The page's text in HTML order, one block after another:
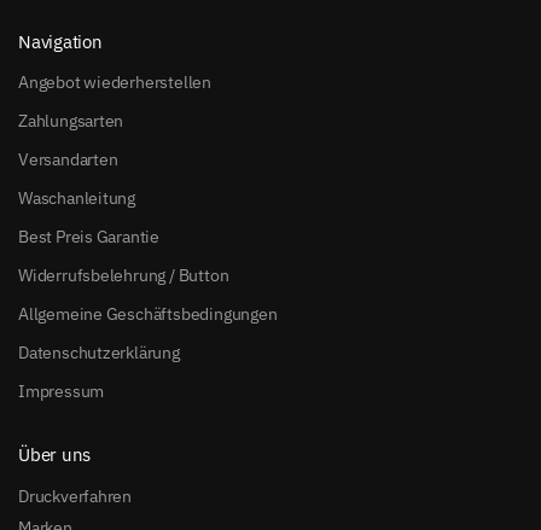
Navigation
Angebot wiederherstellen
Zahlungsarten
Versandarten
Waschanleitung
Best Preis Garantie
Widerrufsbelehrung / Button
Allgemeine Geschäftsbedingungen
Datenschutzerklärung
Impressum
Über uns
Druckverfahren